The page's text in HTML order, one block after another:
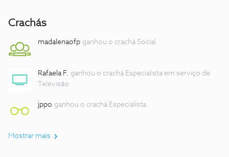
Crachás
madalenaofp ganhou o crachá Social
Rafaela F. ganhou o crachá Especialista em serviço de
Televisão
jppo ganhou o crachá Especialista
Mostrar mais